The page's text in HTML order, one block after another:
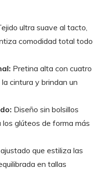
ultra suave al tacto,
comodidad total todo
Pretina alta con cuatro
cintura y brindan un
Diseño sin bolsillos
glúteos de forma más
que estiliza las
en tallas